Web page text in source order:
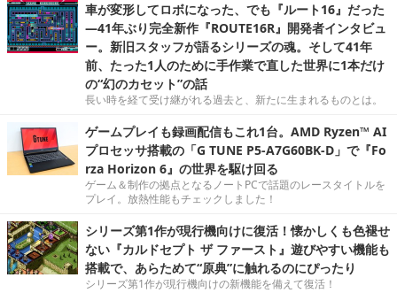
車が変形してロボになった、でも『ルート16』だった
―41年ぶり完全新作『ROUTE16R』開発者インタビュ
ー。新旧スタッフが語るシリーズの魂。そして41年
前、たった1人のために手作業で直した世界に1本だけ
の“幻のカセット”の話
長い時を経て受け継がれる過去と、新たに生まれるものとは。
ゲームプレイも録画配信もこれ1台。AMD Ryzen™ AI
プロセッサ搭載の「G TUNE P5-A7G60BK-D」で『Fo
rza Horizon 6』の世界を駆け回る
ゲーム＆制作の拠点となるノートPCで話題のレースタイトルを
プレイ。放熱性能もチェックしました！
シリーズ第1作が現行機向けに復活！懐かしくも色褪せ
ない『カルドセプト ザ ファースト』遊びやすい機能も
搭載で、あらためて“原典”に触れるのにぴったり
シリーズ第1作が現行機向けの新機能を備えて復活！